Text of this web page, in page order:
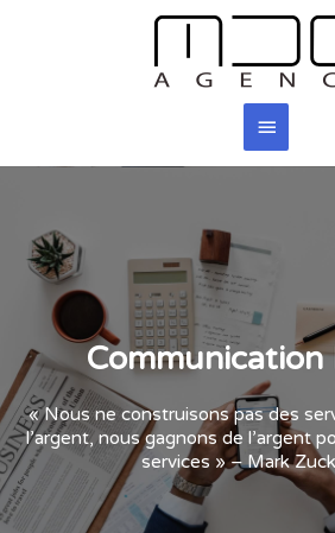
Communication
« Nous ne construisons pas des
l’argent, nous gagnons de l’argent
services » – Mark